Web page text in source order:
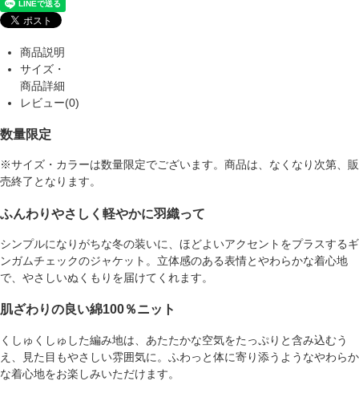
商品説明
サイズ・
商品詳細
レビュー(0)
数量限定
※サイズ・カラーは数量限定でございます。商品は、なくなり次第、販
売終了となります。
ふんわりやさしく軽やかに羽織って
シンプルになりがちな冬の装いに、ほどよいアクセントをプラスするギ
ンガムチェックのジャケット。立体感のある表情とやわらかな着心地
で、やさしいぬくもりを届けてくれます。
肌ざわりの良い綿100％ニット
くしゅくしゅした編み地は、あたたかな空気をたっぷりと含み込むう
え、見た目もやさしい雰囲気に。ふわっと体に寄り添うようなやわらか
な着心地をお楽しみいただけます。